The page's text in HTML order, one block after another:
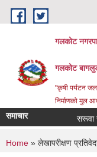
Skip to main content
गलकोट
गलकोट
"कृषी पर्यटन
निर्माणको मुल
समाचार सरूवा
You are
Home » लेखापरीक्षण